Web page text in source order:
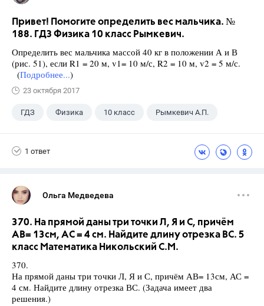
Привет! Помогите определить вес мальчика. №
188. ГДЗ Физика 10 класс Рымкевич.
Определить вес мальчика массой 40 кг в положении А и В
(рис. 51), если R1 = 20 м, v1= 10 м/с, R2 = 10 м, v2 = 5 м/с.
(Подробнее...)
23 октября 2017
ГДЗ Физика 10 класс Рымкевич А.П.
1 ответ
Ольга Медведева
370. На прямой даны три точки Л, Я и С, причём
АВ= 13см, АС = 4 см. Найдите длину отрезка ВС. 5
класс Математика Никольский С.М.
370.
На прямой даны три точки Л, Я и С, причём АВ= 13см, АС =
4 см. Найдите длину отрезка ВС. (Задача имеет два
решения.)